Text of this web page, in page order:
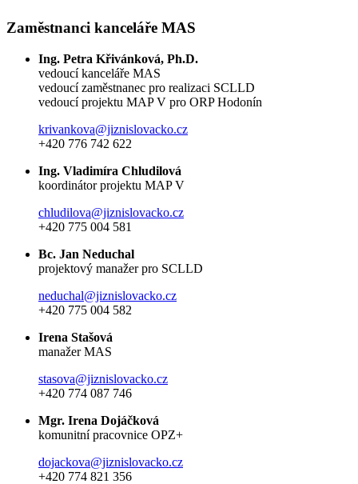
Zaměstnanci kanceláře MAS
Ing. Petra Křivánková, Ph.D.
vedoucí kanceláře MAS
vedoucí zaměstnanec pro realizaci SCLLD
vedoucí projektu MAP V pro ORP Hodonín
krivankova@jiznislovacko.cz
+420 776 742 622
Ing. Vladimíra Chludilová
koordinátor projektu MAP V
chludilova@jiznislovacko.cz
+420 775 004 581
Bc. Jan Neduchal
projektový manažer pro SCLLD
neduchal@jiznislovacko.cz
+420 775 004 582
Irena Stašová
manažer MAS
stasova@jiznislovacko.cz
+420 774 087 746
Mgr. Irena Dojáčková
komunitní pracovnice OPZ+
dojackova@jiznislovacko.cz
+420 774 821 356